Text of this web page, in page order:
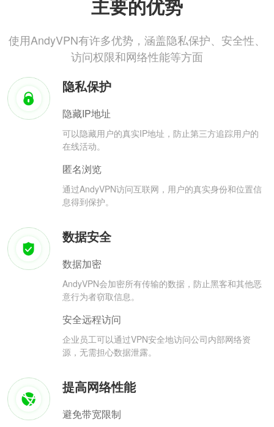
主要的优势
使用AndyVPN有许多优势，涵盖隐私保护、安全性、
访问权限和网络性能等方面
隐私保护
隐藏IP地址
可以隐藏用户的真实IP地址，防止第三方追踪用户的
在线活动。
匿名浏览
通过AndyVPN访问互联网，用户的真实身份和位置信
息得到保护。
数据安全
数据加密
AndyVPN会加密所有传输的数据，防止黑客和其他恶
意行为者窃取信息。
安全远程访问
企业员工可以通过VPN安全地访问公司内部网络资
源，无需担心数据泄露。
提高网络性能
避免带宽限制